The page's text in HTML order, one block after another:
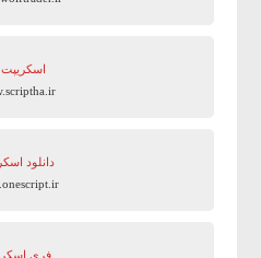
اسکریپت
دانلود
فری